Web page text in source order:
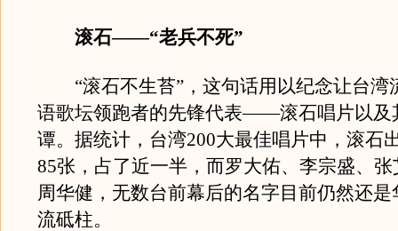
滚石——“老兵不死”
“滚石不生苔”，这句话用以纪念让台湾
语歌坛领跑者的先锋代表——滚石唱片以及
谭。据统计，台湾200大最佳唱片中，滚石
85张，占了近一半，而罗大佑、李宗盛、
周华健，无数台前幕后的名字目前仍然还
流砥柱。